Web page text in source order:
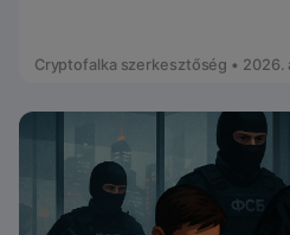
Cryptofalka szerkesztőség • 2026.